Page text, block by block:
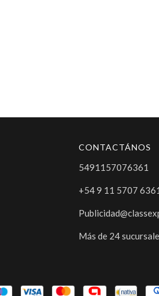
CONTACTÁNOS
5491157076361
+54 9 11 5707
Más de 24